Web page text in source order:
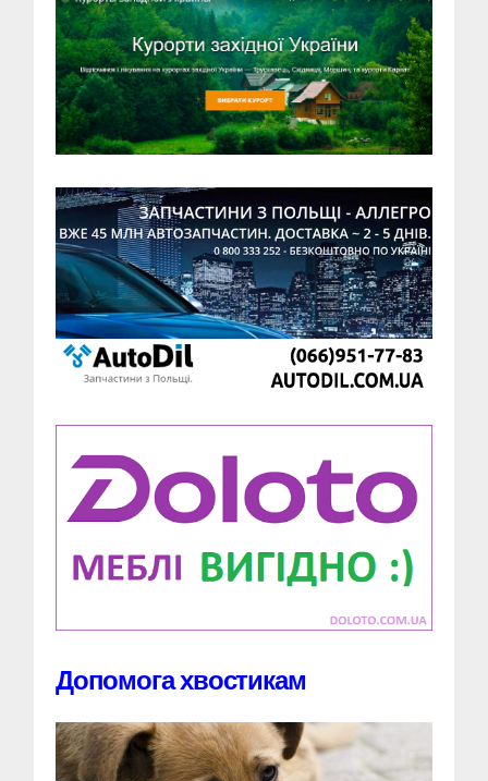
Допомога хвостикам